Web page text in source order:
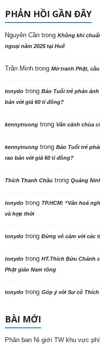
PHẢN HỒI GẦN ĐÂY
Nguyên Cần trong Không khí
ngoại năm 2025 tại Huế
Trần Minh trong Mở tranh Phật,
tonydo trong Báo Tuổi trẻ phản
bán với giá 60 tỉ đồng?
kennytruong trong Vãn cảnh chùa
kennytruong trong Báo Tuổi trẻ
rao bán với giá 60 tỉ đồng?
Thích Thanh Châu trong Quảng
tonydo trong TP.HCM: “Văn hoá
và hợp thời
tonydo trong Đừng vô cảm với các
tonydo trong HT.Thích Bửu Chánh
Phật giáo Nam tông
tonydo trong Góp ý với Sư cô
BÀI MỚI
Phân ban Ni giới TW khu vực